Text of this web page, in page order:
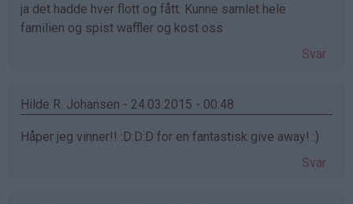
ja det hadde hver flott og fått. Kunne samlet hele
familien og spist waffler og kost oss
Svar
Hilde R. Johansen - 24.03.2015 - 00:48
Håper jeg vinner!! :D:D:D for en fantastisk give away! :)
Svar